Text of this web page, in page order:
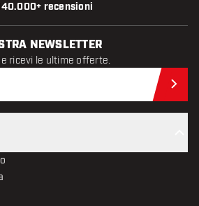
recensioni
NEWSLETTER
ricevi le ultime offerte.